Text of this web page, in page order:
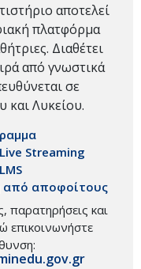
αποτελεί
πλατφόρμα
Διαθέτει
από γνωστικά
σε
και Λυκείου.
Streaming
από αποφοίτους
παρατηρήσεις και
επικοινωνήστε